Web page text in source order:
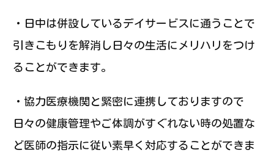
・日中は併設しているデイサービスに通うことで
引きこもりを解消し日々の生活にメリハリをつけ
ることができます。
・協力医療機関と緊密に連携しておりますので
日々の健康管理やご体調がすぐれない時の処置な
ど医師の指示に従い素早く対応することができま